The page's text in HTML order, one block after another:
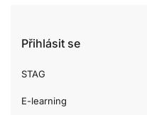
Přihlásit se
STAG
E-learning